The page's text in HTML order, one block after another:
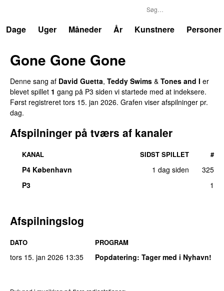
Dage
Uger Måneder År Kunstnere Personer
Gone Gone Gone
Denne sang af David Guetta, Teddy Swims & Tones and I er
blevet spillet 1 gang på P3 siden vi startede med at indeksere.
Først registreret tors 15. jan 2026. Grafen viser afspilninger pr.
dag.
Afspilninger på tværs af kanaler
KANAL SIDST SPILLET #
P4 København 1 dag siden
325
P3
1
Afspilningslog
DATO PROGRAM
tors 15. jan 2026 13:35 Popdatering: Tager med i Nyhavn!